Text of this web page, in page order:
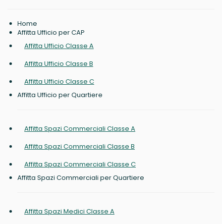
Home
Affitta Ufficio per CAP
Affitta Ufficio Classe A
Affitta Ufficio Classe B
Affitta Ufficio Classe C
Affitta Ufficio per Quartiere
Affitta Spazi Commerciali Classe A
Affitta Spazi Commerciali Classe B
Affitta Spazi Commerciali Classe C
Affitta Spazi Commerciali per Quartiere
Affitta Spazi Medici Classe A